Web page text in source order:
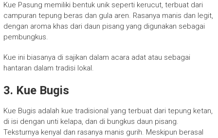
Kue Pasung memiliki bentuk unik seperti kerucut, terbuat dari
campuran tepung beras dan gula aren. Rasanya manis dan legit,
dengan aroma khas dari daun pisang yang digunakan sebagai
pembungkus.
Kue ini biasanya di sajikan dalam acara adat atau sebagai
hantaran dalam tradisi lokal.
3. Kue Bugis
Kue Bugis adalah kue tradisional yang terbuat dari tepung ketan,
di isi dengan unti kelapa, dan di bungkus daun pisang.
Teksturnya kenyal dan rasanya manis gurih. Meskipun berasal